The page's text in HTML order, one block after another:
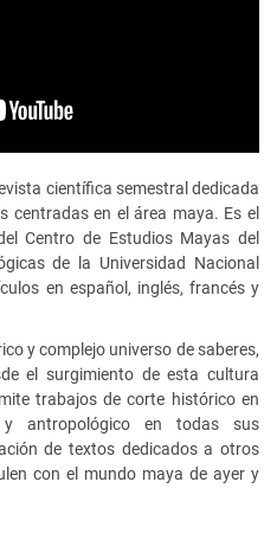
científica semestral dedicada
centradas en el área maya. Es el
Centro de Estudios Mayas del
de la Universidad Nacional
en español, inglés, francés y
y complejo universo de saberes,
el surgimiento de esta cultura
trabajos de corte histórico en
y antropológico en todas sus
de textos dedicados a otros
con el mundo maya de ayer y